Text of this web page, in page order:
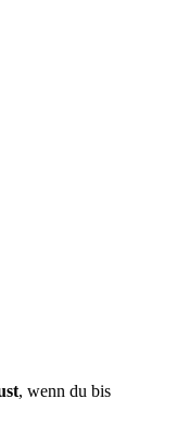
, wenn du bis